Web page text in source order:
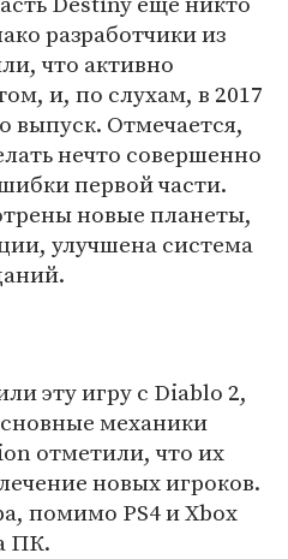
разработчики из
что активно
и, по слухам, в 2017
выпуск. Отмечается,
нечто совершенно
первой части.
новые планеты,
улучшена система
эту игру с Diablo 2,
механики
отметили, что их
новых игроков.
помимо PS4 и Xbox
ПК.